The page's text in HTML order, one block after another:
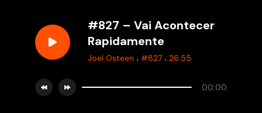
#827 – Vai Acontecer
Rapidamente
Joel Osteen . #827 . 26:55
00:00